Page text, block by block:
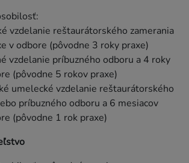
vzdelanie reštaurátorského zamerania
v odbore (pôvodne 3 roky praxe)
vzdelanie príbuzného odboru a 4 roky
(pôvodne 5 rokov praxe)
umelecké vzdelanie reštaurátorského
príbuzného odboru a 6 mesiacov
(pôvodne 1 rok praxe)